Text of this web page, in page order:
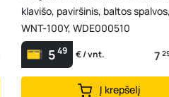
klavišo, paviršinis, baltos
WNT-100Y, WDE000510
549 € / vnt. 7
Į krepšelį